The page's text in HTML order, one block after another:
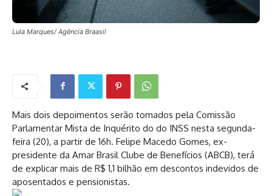
Lula Marques/ Agência Braasil
Mais dois depoimentos serão tomados pela Comissão
Parlamentar Mista de Inquérito do do INSS nesta segunda-
feira (20), a partir de 16h. Felipe Macedo Gomes, ex-
presidente da Amar Brasil Clube de Benefícios (ABCB), terá
de explicar mais de R$ 1,1 bilhão em descontos indevidos de
aposentados e pensionistas.